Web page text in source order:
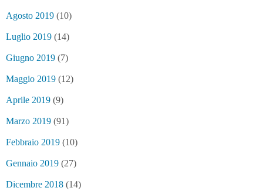
Agosto 2019 (10)
Luglio 2019 (14)
Giugno 2019 (7)
Maggio 2019 (12)
Aprile 2019 (9)
Marzo 2019 (91)
Febbraio 2019 (10)
Gennaio 2019 (27)
Dicembre 2018 (14)